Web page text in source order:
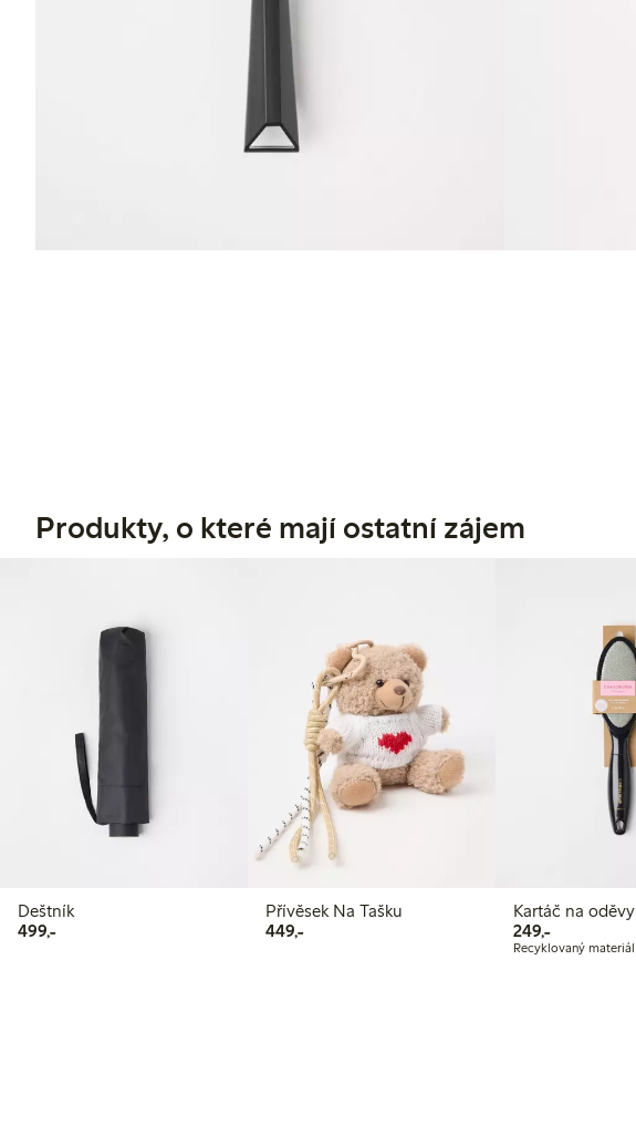
Produkty, o které mají ostatní zájem
Deštník
499,-499,00 Kč
Přívěsek Na Tašku
449,-449,00 Kč
Kartáč na oděvy
249,-249,00 Kč
Recyklovaný materiál